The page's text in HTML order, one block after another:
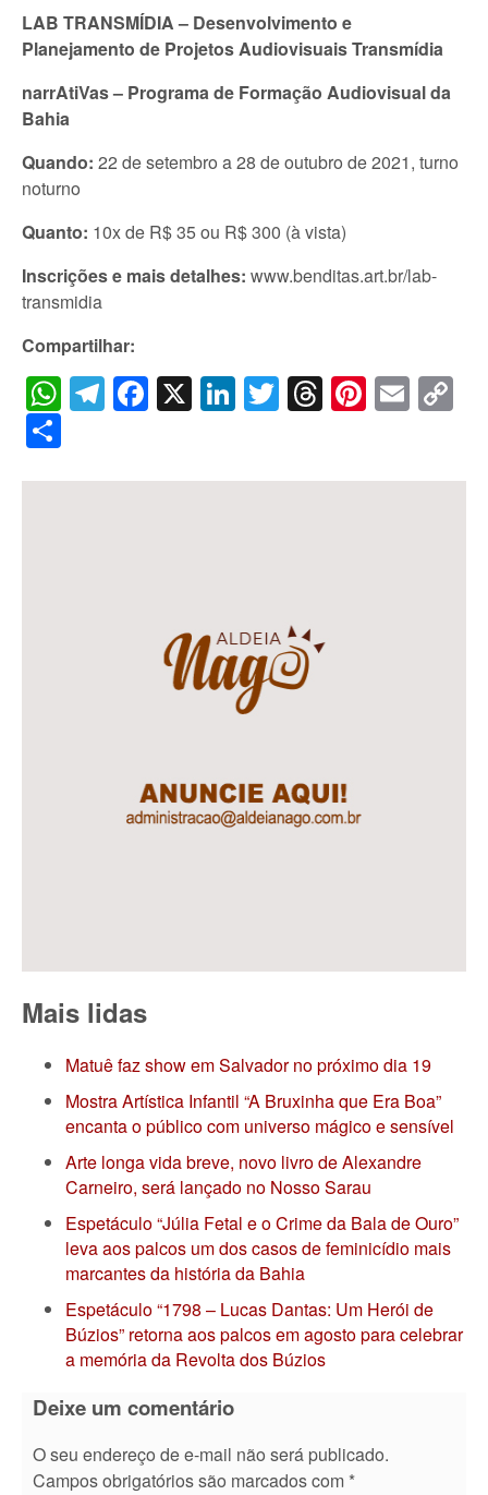
LAB TRANSMÍDIA – Desenvolvimento e
Planejamento de Projetos Audiovisuais Transmídia
narrAtiVas – Programa de Formação Audiovisual da
Bahia
Quando: 22 de setembro a 28 de outubro de 2021, turno
noturno
Quanto: 10x de R$ 35 ou R$ 300 (à vista)
Inscrições e mais detalhes: www.benditas.art.br/lab-
transmidia
Compartilhar:
WhatsApp
Telegram
Facebook
X LinkedIn
Twitter
Threads
Mais lidas
Matuê faz show em Salvador no próximo dia 19
Mostra Artística Infantil “A Bruxinha que Era Boa”
encanta o público com universo mágico e sensível
Arte longa vida breve, novo livro de Alexandre
Carneiro, será lançado no Nosso Sarau
Espetáculo “Júlia Fetal e o Crime da Bala de Ouro”
leva aos palcos um dos casos de feminicídio mais
marcantes da história da Bahia
Espetáculo “1798 – Lucas Dantas: Um Herói de
Búzios” retorna aos palcos em agosto para celebrar
a memória da Revolta dos Búzios
Deixe um comentário
O seu endereço de e-mail não será publicado.
Campos obrigatórios são marcados com *